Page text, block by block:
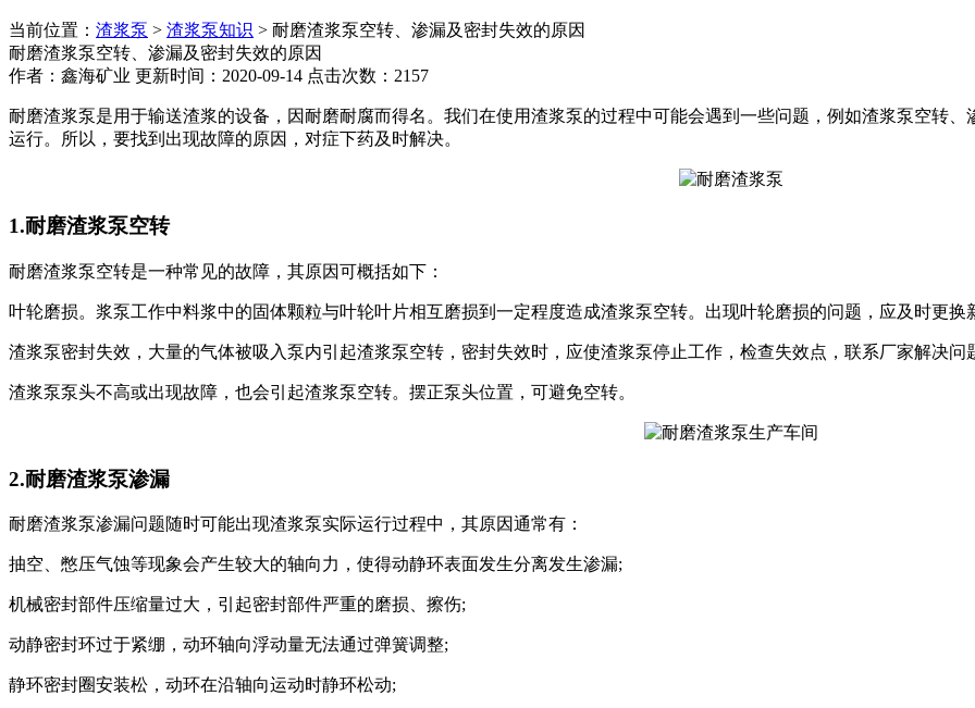
当前位置： 渣浆泵 > 渣浆泵知识 > 耐磨渣浆泵空转、渗漏及密封失效的原因
耐磨渣浆泵空转、渗漏及密封失效的原因
作者：鑫海矿业 更新时间：2020-09-14 点击次数：2157
耐磨渣浆泵是用于输送渣浆的设备，因耐磨耐腐而得名。我们在使用渣浆泵的过程中可能会遇到一些问题，例如渣浆泵空转
运行。所以，要找到出现故障的原因，对症下药及时解决。
1.耐磨渣浆泵空转
耐磨渣浆泵空转是一种常见的故障，其原因可概括如下：
叶轮磨损。浆泵工作中料浆中的固体颗粒与叶轮叶片相互磨损到一定程度造成渣浆泵空转。出现叶轮磨损的问题，应及时更换
渣浆泵密封失效，大量的气体被吸入泵内引起渣浆泵空转，密封失效时，应使渣浆泵停止工作，检查失效点，联系厂家解决问
渣浆泵泵头不高或出现故障，也会引起渣浆泵空转。摆正泵头位置，可避免空转。
2.耐磨渣浆泵渗漏
耐磨渣浆泵渗漏问题随时可能出现渣浆泵实际运行过程中，其原因通常有：
抽空、憋压气蚀等现象会产生较大的轴向力，使得动静环表面发生分离发生渗漏;
机械密封部件压缩量过大，引起密封部件严重的磨损、擦伤;
动静密封环过于紧绷，动环轴向浮动量无法通过弹簧调整;
静环密封圈安装松，动环在沿轴向运动时静环松动;